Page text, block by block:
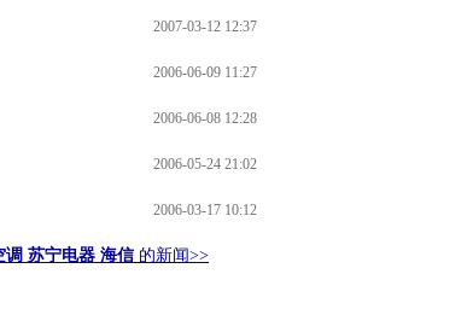
2007-03-12 12:37
2006-06-09 11:27
2006-06-08 12:28
2006-05-24 21:02
2006-03-17 10:12
调 苏宁电器 海信的新闻>>